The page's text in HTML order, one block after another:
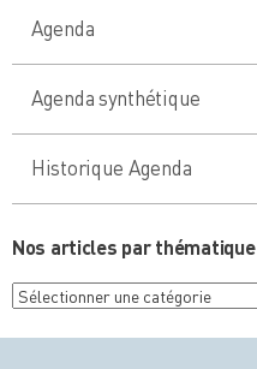
Agenda
Agenda synthétique
Historique Agenda
Nos articles par thématique
Nos
articles